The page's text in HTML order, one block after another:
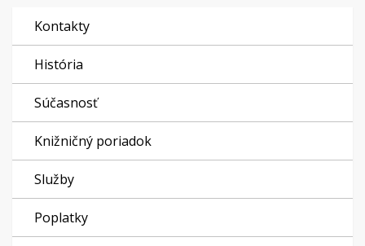
Kontakty
História
Súčasnosť
Knižničný poriadok
Služby
Poplatky